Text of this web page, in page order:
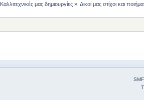
Καλλιτεχνικές μας δημιουργίες» Δικοί μας στίχοι και